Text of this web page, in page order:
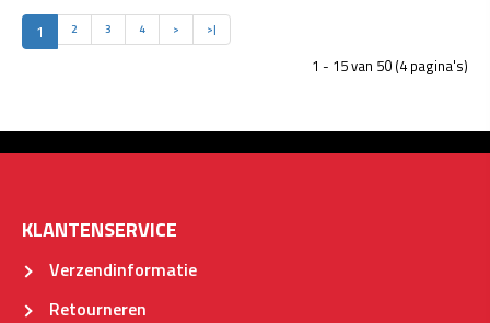
1 2 3 4 > >|
1 - 15 van 50 (4 pagina's)
KLANTENSERVICE
Verzendinformatie
Retourneren